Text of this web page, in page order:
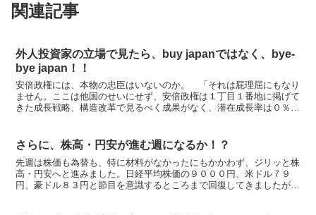
関連記事
外人投資家の立場で見たら、buy japanではなく、bye-
bye japan！！
安倍政権には、本物の忠臣はいないのか。 「それは屁理屈にもなり
ません。ここは他国のせいにせず、安倍政権は１丁目１番地に掲げて
きた成長戦略、構造改革で見るべく成果がなく、潜在成長率は０％の
さらに、株高・円安が進む週になるか！？
先週は株価も為替も、特に材料がなかったにもかかわず、ジリッと株
高・円安へと進みました。日経平均株価の９０００円、米ドル７９
円、豪ドル８３円と節目を意識するところまで回復してきましたが、